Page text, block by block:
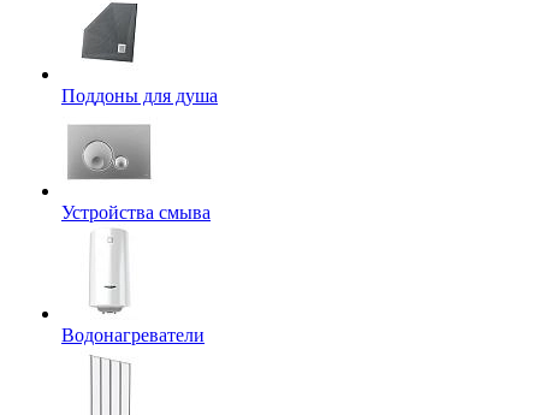
Поддоны для душа
Устройства смыва
Водонагреватели